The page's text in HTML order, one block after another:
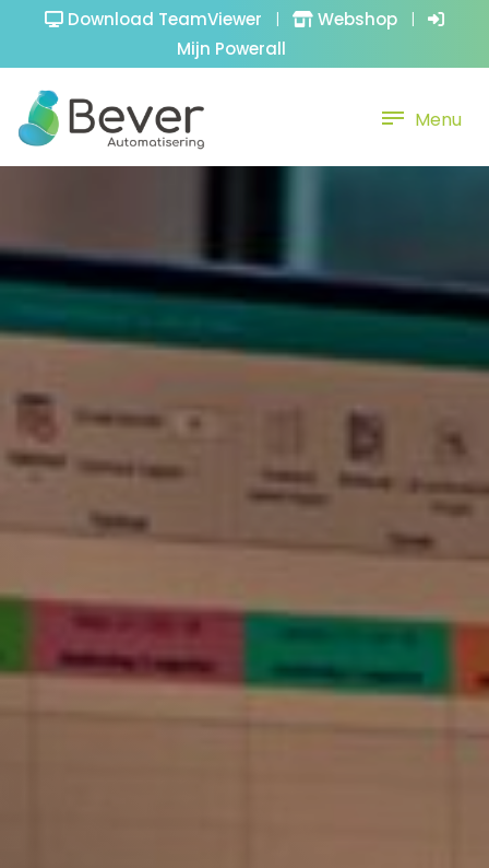
Download TeamViewer | Webshop |
Mijn Powerall
Menu